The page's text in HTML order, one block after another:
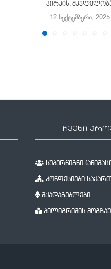
კირკის,
12 სექტემბერი, 2025
ჩვენი
სუპერწიგნი
კონფესიები
მქადაგებლები
პილიგრიმის